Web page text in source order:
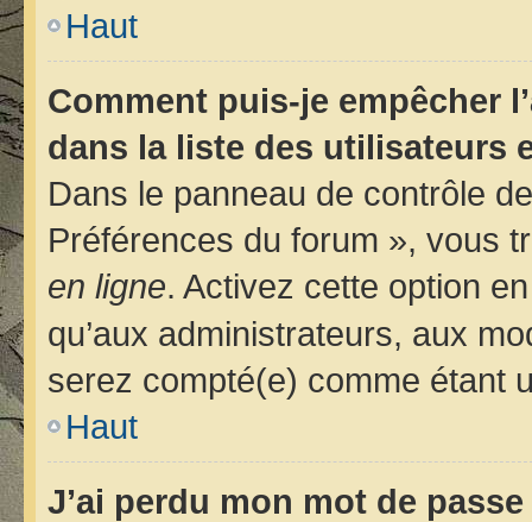
Haut
Comment puis-je empêcher
dans la liste des utilisateurs
Dans le panneau de contrôle
Préférences du forum », vous
en ligne. Activez cette option
qu’aux administrateurs, aux
serez compté(e) comme étant
Haut
J’ai perdu mon mot de